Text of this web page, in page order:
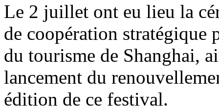
Le 2 juillet ont eu lieu la
de coopération stratégique
du tourisme de Shanghai,
lancement du
édition de ce festival.